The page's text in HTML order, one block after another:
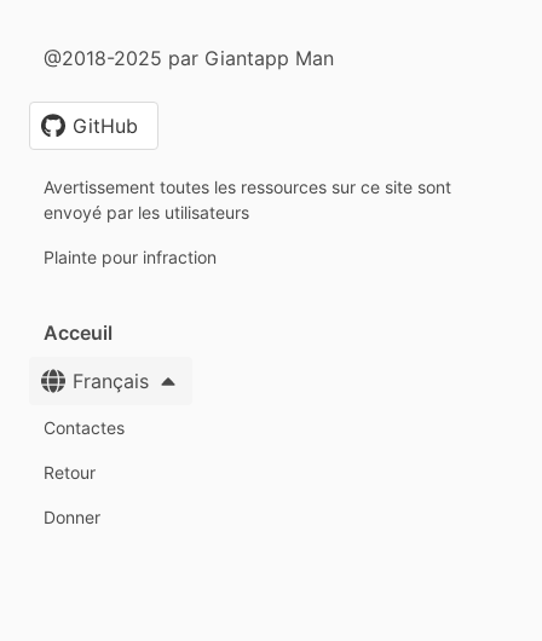
@2018-2025 par Giantapp Man
GitHub
Avertissement toutes les ressources sur ce site sont
envoyé par les utilisateurs
Plainte pour infraction
Acceuil
Français
Contactes
Retour
Donner